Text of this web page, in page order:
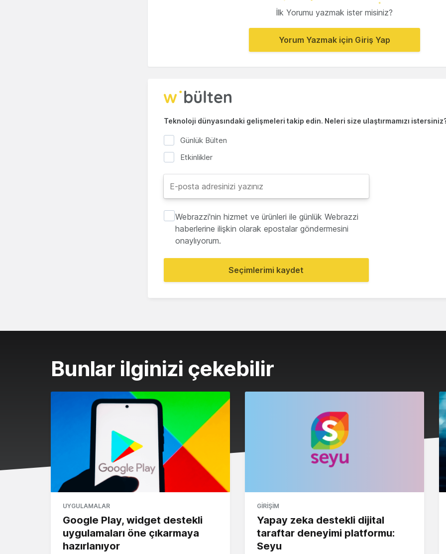
İlk Yorumu yazmak ister misiniz?
Yorum Yazmak için Giriş Yap
Teknoloji dünyasındaki gelişmeleri takip edin. Neleri size ulaştırmamızı
Günlük Bülten
Etkinlikler
Webrazzi'nin hizmet ve ürünleri ile günlük Webrazzi
haberlerine ilişkin olarak epostalar göndermesini
onaylıyorum.
Seçimlerimi kaydet
Bunlar ilginizi çekebilir
UYGULAMALAR
Google Play, widget destekli
uygulamaları öne çıkarmaya
hazırlanıyor
GIRIŞIM
Yapay zeka destekli dijital
taraftar deneyimi platformu:
Seyu